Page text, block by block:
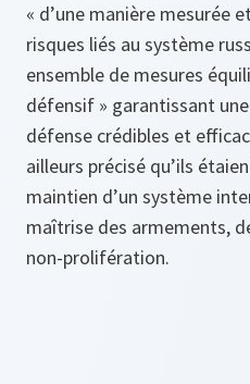
« d’une manière mesurée
risques liés au système
ensemble de mesures
défensif » garantissant
défense crédibles et
ailleurs précisé qu’ils
maintien d’un système
maîtrise des armements,
non-prolifération.